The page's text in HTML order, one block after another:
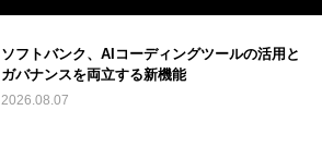
ソフトバンク、AIコーディングツールの活用と
ガバナンスを両立する新機能
2026.08.07